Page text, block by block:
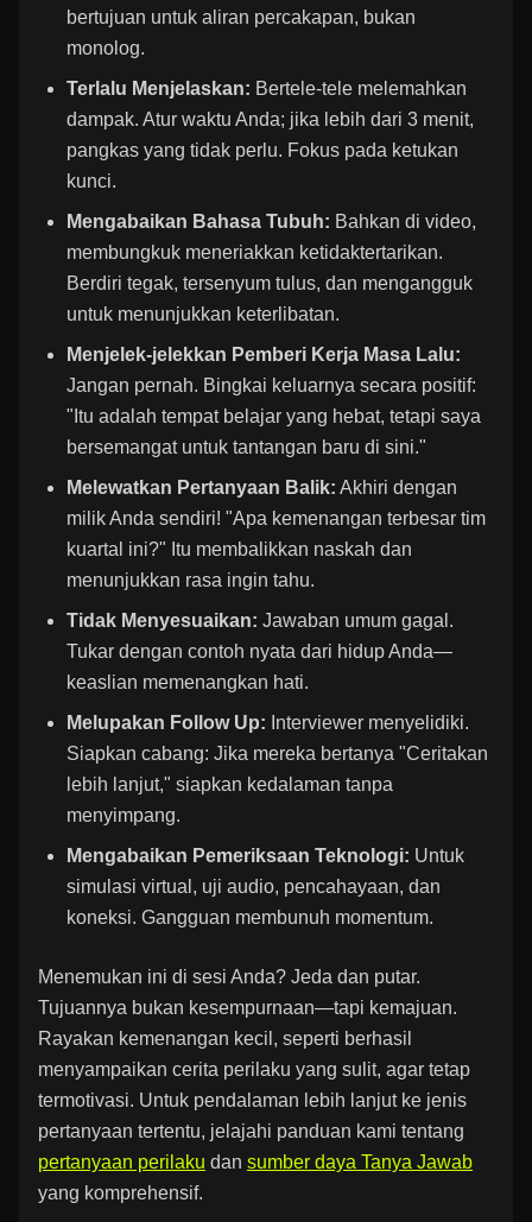
bertujuan untuk aliran percakapan, bukan
monolog.
Terlalu Menjelaskan: Bertele-tele melemahkan
dampak. Atur waktu Anda; jika lebih dari 3 menit,
pangkas yang tidak perlu. Fokus pada ketukan
kunci.
Mengabaikan Bahasa Tubuh: Bahkan di video,
membungkuk meneriakkan ketidaktertarikan.
Berdiri tegak, tersenyum tulus, dan mengangguk
untuk menunjukkan keterlibatan.
Menjelek-jelekkan Pemberi Kerja Masa Lalu:
Jangan pernah. Bingkai keluarnya secara positif:
"Itu adalah tempat belajar yang hebat, tetapi saya
bersemangat untuk tantangan baru di sini."
Melewatkan Pertanyaan Balik: Akhiri dengan
milik Anda sendiri! "Apa kemenangan terbesar tim
kuartal ini?" Itu membalikkan naskah dan
menunjukkan rasa ingin tahu.
Tidak Menyesuaikan: Jawaban umum gagal.
Tukar dengan contoh nyata dari hidup Anda—
keaslian memenangkan hati.
Melupakan Follow Up: Interviewer menyelidiki.
Siapkan cabang: Jika mereka bertanya "Ceritakan
lebih lanjut," siapkan kedalaman tanpa
menyimpang.
Mengabaikan Pemeriksaan Teknologi: Untuk
simulasi virtual, uji audio, pencahayaan, dan
koneksi. Gangguan membunuh momentum.
Menemukan ini di sesi Anda? Jeda dan putar.
Tujuannya bukan kesempurnaan—tapi kemajuan.
Rayakan kemenangan kecil, seperti berhasil
menyampaikan cerita perilaku yang sulit, agar tetap
termotivasi. Untuk pendalaman lebih lanjut ke jenis
pertanyaan tertentu, jelajahi panduan kami tentang
pertanyaan perilaku dan sumber daya Tanya Jawab
yang komprehensif.